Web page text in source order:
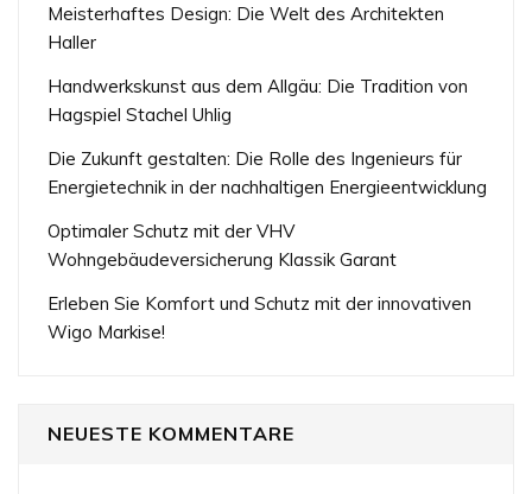
Meisterhaftes Design: Die Welt des Architekten
Haller
Handwerkskunst aus dem Allgäu: Die Tradition von
Hagspiel Stachel Uhlig
Die Zukunft gestalten: Die Rolle des Ingenieurs für
Energietechnik in der nachhaltigen Energieentwicklung
Optimaler Schutz mit der VHV
Wohngebäudeversicherung Klassik Garant
Erleben Sie Komfort und Schutz mit der innovativen
Wigo Markise!
NEUESTE KOMMENTARE